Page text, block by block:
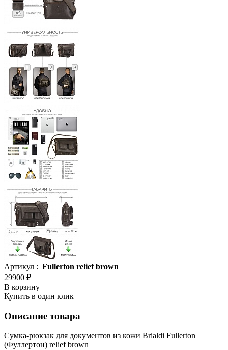
Артикул : Fullerton relief brown
29900 ₽
В корзину
Купить в один клик
Описание товара
Сумка-рюкзак для документов из кожи Brialdi Fullerton
(Фуллертон) relief brown